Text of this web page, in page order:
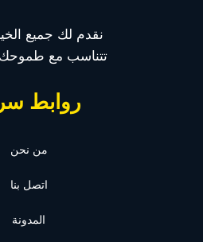
نقدم لك جميع
تتناسب مع طموحك
روابط
من نحن
اتصل بنا
المدونة